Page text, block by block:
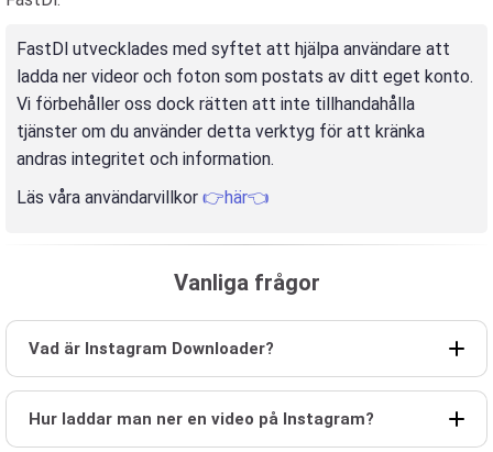
FastDl utvecklades med syftet att hjälpa användare att
ladda ner videor och foton som postats av ditt eget konto.
Vi förbehåller oss dock rätten att inte tillhandahålla
tjänster om du använder detta verktyg för att kränka
andras integritet och information.
Läs våra användarvillkor 👉här👈
Vanliga frågor
Vad är Instagram Downloader?
Hur laddar man ner en video på Instagram?